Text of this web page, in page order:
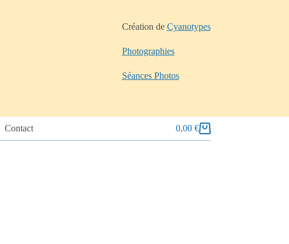
Création de Cyanotypes
Photographies
Séances Photos
Contact 0,00 €